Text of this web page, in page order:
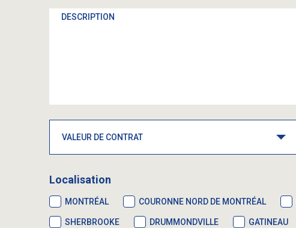
DESCRIPTION
Localisation
MONTRÉAL COURONNE NORD DE MONTRÉAL
SHERBROOKE DRUMMONDVILLE GATINEAU